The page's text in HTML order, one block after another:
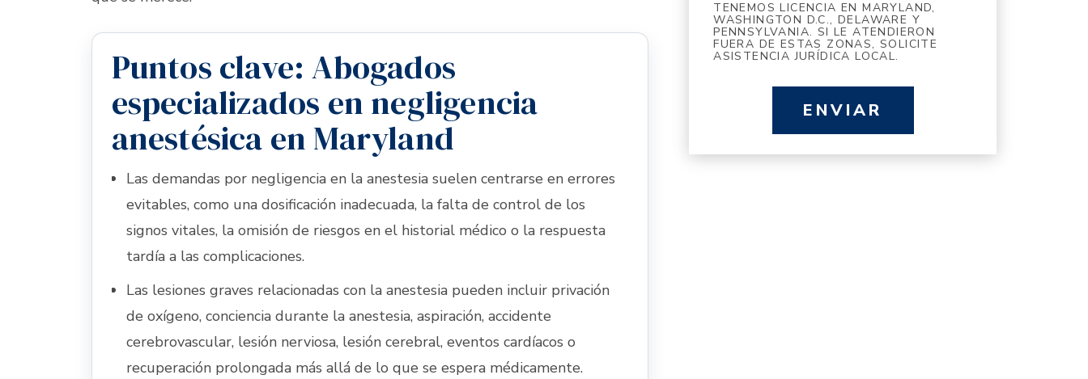
Puntos clave: Abogados
especializados en negligencia
anestésica en Maryland
Las demandas por negligencia en la anestesia suelen centrarse en errores
evitables, como una dosificación inadecuada, la falta de control de los
signos vitales, la omisión de riesgos en el historial médico o la respuesta
tardía a las complicaciones.
Las lesiones graves relacionadas con la anestesia pueden incluir privación
de oxígeno, conciencia durante la anestesia, aspiración, accidente
cerebrovascular, lesión nerviosa, lesión cerebral, eventos cardíacos o
recuperación prolongada más allá de lo que se espera médicamente.
TENEMOS LICENCIA EN MARYLAND,
WASHINGTON D.C., DELAWARE Y
PENNSYLVANIA. SI LE ATENDIERON
FUERA DE ESTAS ZONAS, SOLICITE
ASISTENCIA JURÍDICA LOCAL.
ENVIAR